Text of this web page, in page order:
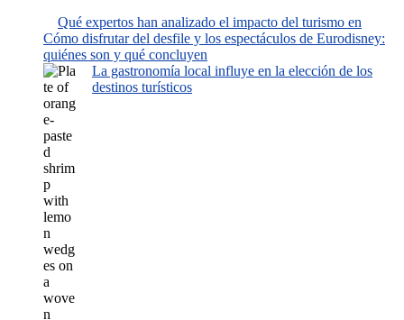
Qué expertos han analizado el impacto del turismo en
Cómo disfrutar del desfile y los espectáculos de Eurodisney:
quiénes son y qué concluyen
La gastronomía local influye en la elección de los
destinos turísticos